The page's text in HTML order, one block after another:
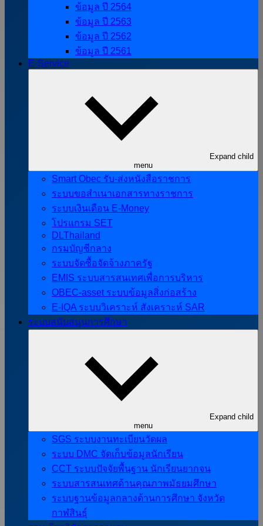
ข้อมูล ปี 2564
ข้อมูล ปี 2563
ข้อมูล ปี 2562
ข้อมูล ปี 2561
E-Service
Expand child
menu
Smart Obec รับ-ส่งหนังสือราชการ
ระบบขอสำเนาเอกสารทางราชการ
ระบบเงินเดือน E-Money
โปรแกรม SET
DLThailand
กรมบัญชีกลาง
ระบบจัดซื้อจัดจ้างภาครัฐ
EMIS ระบบสารสนเทศเพื่อการบริหาร
OBEC-asset ระบบข้อมูลสิ่งก่อสร้าง
E-IQA ระบบวิเคราะห์ สังเคราะห์ SAR
ระบบสนับสนุนการศึกษา
Expand child
menu
SGS ระบบงานทะเบียนวัดผล
ระบบ DMC จัดเก็บข้อมูลนักเรียน
CCT ระบบปัจจัยพื้นฐาน นักเรียนยากจน
ระบบสารสนเทศด้านคุณภาพมัธยมศึกษา
ระบบฐานข้อมูลกลางด้านการศึกษา จังหวัด
กาฬสินธุ์